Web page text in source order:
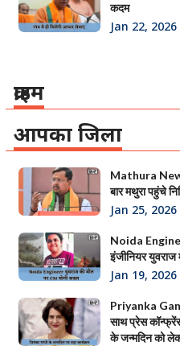
कदम
Jan 22, 2026
क्राइम
आपका जिला
Mathura
बार मथुरा पहुंचे
Jan 25, 2026
Noida
इंजीनियर युवराज
Jan 19, 2026
Priyanka
साथ प्रेस
के जन्मदिन को